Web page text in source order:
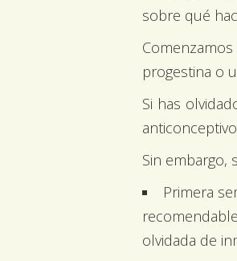
sobre qué
progestina o
Si has
Sin embargo,
Primera
olvidada de